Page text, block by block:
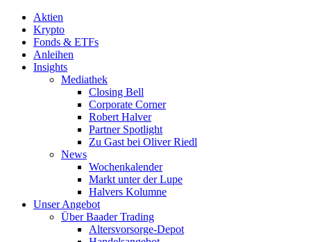
Aktien
Krypto
Fonds & ETFs
Anleihen
Insights
Mediathek
Closing Bell
Corporate Corner
Robert Halver
Partner Spotlight
Zu Gast bei Oliver Riedl
News
Wochenkalender
Markt unter der Lupe
Halvers Kolumne
Unser Angebot
Über Baader Trading
Altersvorsorge-Depot